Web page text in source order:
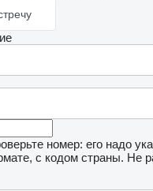
номер: его надо
с кодом страны. Не